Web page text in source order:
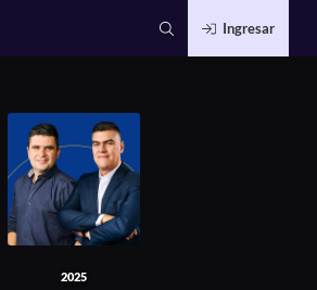
Ingresar
2025
en Millonarios?